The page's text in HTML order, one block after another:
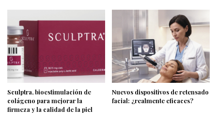
Sculptra, bioestimulación de
colágeno para mejorar la
firmeza y la calidad de la piel
Nuevos dispositivos de retensado
facial: ¿realmente eficaces?